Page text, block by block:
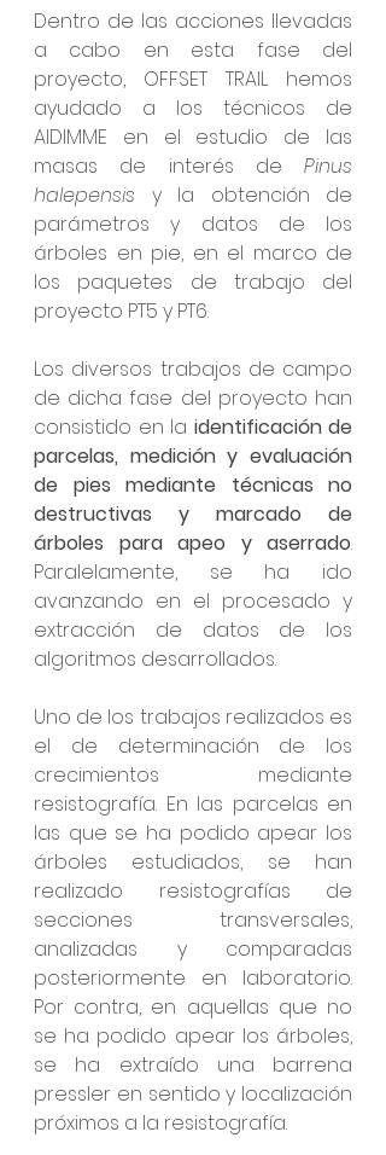
Dentro de las acciones llevadas
a cabo en esta fase del
proyecto, OFFSET TRAIL hemos
ayudado a los técnicos de
AIDIMME en el estudio de las
masas de interés de Pinus
halepensis y la obtención de
parámetros y datos de los
árboles en pie, en el marco de
los paquetes de trabajo del
proyecto PT5 y PT6.
Los diversos trabajos de campo
de dicha fase del proyecto han
consistido en la identificación de
parcelas, medición y evaluación
de pies mediante técnicas no
destructivas y marcado de
árboles para apeo y aserrado.
Paralelamente, se ha ido
avanzando en el procesado y
extracción de datos de los
algoritmos desarrollados.
Uno de los trabajos realizados es
el de determinación de los
crecimientos mediante
resistografía. En las parcelas en
las que se ha podido apear los
árboles estudiados, se han
realizado resistografías de
secciones transversales,
analizadas y comparadas
posteriormente en laboratorio.
Por contra, en aquellas que no
se ha podido apear los árboles,
se ha extraído una barrena
pressler en sentido y localización
próximos a la resistografía.